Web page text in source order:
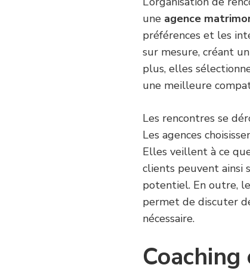
une agence
préférences et les
sur mesure, créant
plus, elles
une meilleure
Les rencontres se
Les agences
Elles veillent à ce
clients peuvent ainsi
potentiel. En outre,
permet de discuter
nécessaire.